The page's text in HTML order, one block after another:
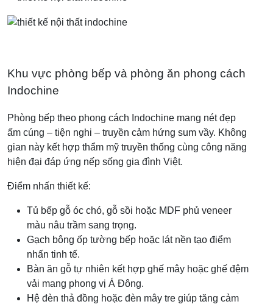
Khu vực phòng bếp và phòng ăn phong cách
Indochine
Phòng bếp theo phong cách Indochine mang nét đẹp
ấm cúng – tiện nghi – truyền cảm hứng sum vầy. Không
gian này kết hợp thẩm mỹ truyền thống cùng công năng
hiện đại đáp ứng nếp sống gia đình Việt.
Điểm nhấn thiết kế:
Tủ bếp gỗ óc chó, gỗ sồi hoặc MDF phủ veneer
màu nâu trầm sang trọng.
Gạch bông ốp tường bếp hoặc lát nền tạo điểm
nhấn tinh tế.
Bàn ăn gỗ tự nhiên kết hợp ghế mây hoặc ghế đệm
vải mang phong vị Á Đông.
Hệ đèn thả đồng hoặc đèn mây tre giúp tăng cảm